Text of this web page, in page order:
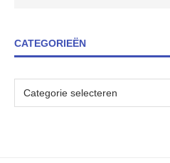
CATEGORIEËN